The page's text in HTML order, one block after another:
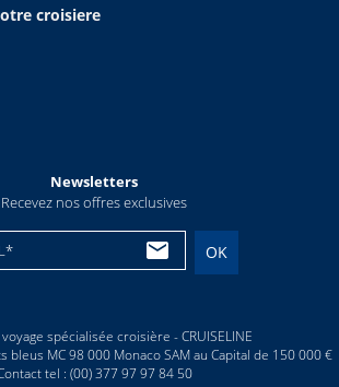
croisiere
Newsletters
Recevez nos offres exclusives
OK
spécialisée croisière - CRUISELINE
bleus MC 98 000 Monaco SAM au Capital de 150 000 €
tel : (00) 377 97 97 84 50